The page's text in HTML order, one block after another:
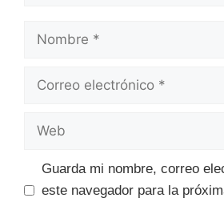
Nombre
Correo
Web
Guarda mi nombre, correo
este navegador para la